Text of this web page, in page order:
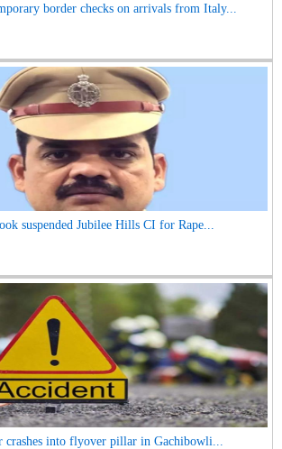
border checks on arrivals from Italy...
suspended Jubilee Hills CI for Rape...
crashes into flyover pillar in Gachibowli...